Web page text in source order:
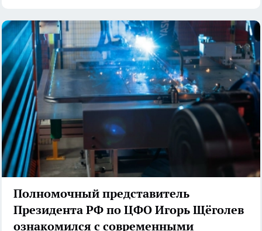
Полномочный представитель
Президента РФ по ЦФО Игорь Щёголев
ознакомился с современными